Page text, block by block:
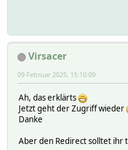
Virsacer
09 Februar 2025, 15:10:09
Ah, das erklärts
Jetzt geht der Zugriff wieder
Danke
Aber den Redirect solltet